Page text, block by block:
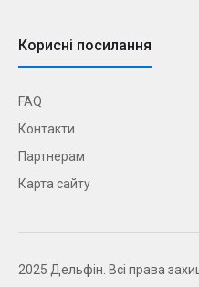
Корисні посилання
FAQ
Контакти
Партнерам
Карта сайту
2025 Дельфін. Всі права